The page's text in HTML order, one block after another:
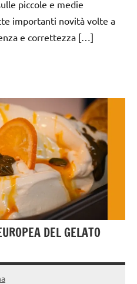
piccole e medie
importanti novità volte a
e correttezza […]
DEL GELATO